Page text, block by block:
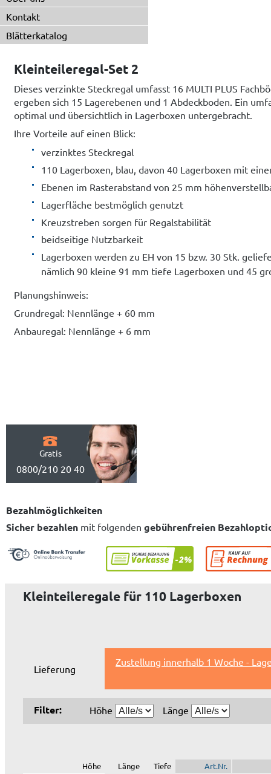
Kontakt
Blätterkatalog
Kleinteileregal-Set 2
Dieses verzinkte Steckregal umfasst 16 MULTI PLUS
ergeben sich 15 Lagerebenen und 1 Abdeckboden. Ein
optimal und übersichtlich in Lagerboxen untergebracht.
Ihre Vorteile auf einen Blick:
verzinktes Steckregal
110 Lagerboxen, blau, davon 40 Lagerboxen mit
Ebenen im Rasterabstand von 25 mm
Lagerfläche bestmöglich genutzt
Kreuzstreben sorgen für Regalstabilität
beidseitige Nutzbarkeit
Lagerboxen werden zu EH von 15 bzw. 30 Stk.
nämlich 90 kleine 91 mm tiefe Lagerboxen und 45
Planungshinweis:
Grundregal: Nennlänge + 60 mm
Anbauregal: Nennlänge + 6 mm
Gratis
0800/210 20 40
Bezahlmöglichkeiten
Sicher bezahlen mit folgenden gebührenfreien
Kleinteileregale für 110 Lagerboxen
Lieferung
Zustellung innerhalb 1 Woche -
Filter: Höhe Länge
Höhe Länge Tiefe Art.Nr.